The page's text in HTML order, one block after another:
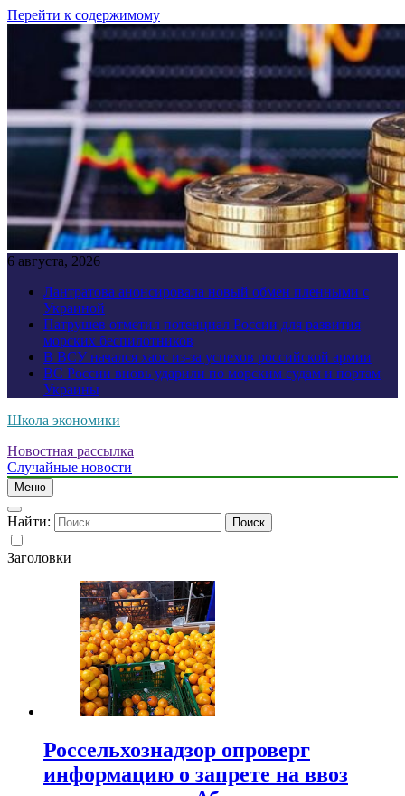
Перейти к содержимому
6 августа, 2026
Лантратова анонсировала новый обмен пленными с
Украиной
Патрушев отметил потенциал России для развития
морских беспилотников
В ВСУ начался хаос из-за успехов российской армии
ВС России вновь ударили по морским судам и портам
Украины
Школа экономики
Новостная рассылка
Случайные новости
Меню
Найти:
Заголовки
Россельхознадзор опроверг
информацию о запрете на ввоз